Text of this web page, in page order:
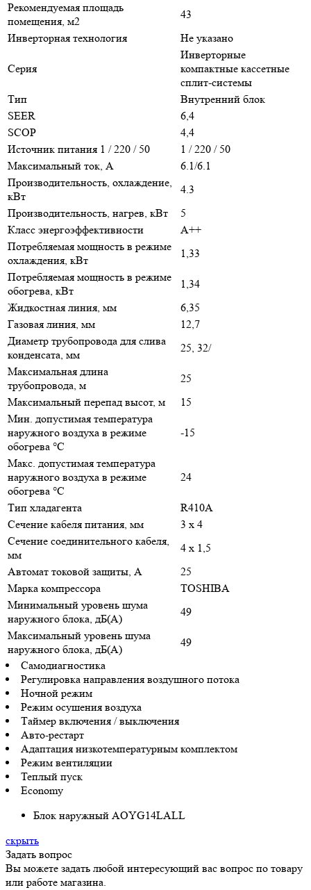
Рекомендуемая площадь
помещения, м2
43
Инверторная технология
Не указано
Серия
Инверторные
компактные кассетные
сплит-системы
Тип
Внутренний блок
SEER
6,4
SCOP
4,4
Источник питания 1 / 220 / 50
1 / 220 / 50
Максимальный ток, А
6.1/6.1
Производительность, охлаждение,
кВт
4.3
Производительность, нагрев, кВт
5
Класс энергоэффективности
A++
Потребляемая мощность в режиме
охлаждения, кВт
1,33
Потребляемая мощность в режиме
обогрева, кВт
1,34
Жидкостная линия, мм
6,35
Газовая линия, мм
12,7
Диаметр трубопровода для слива
конденсата, мм
25, 32/
Максимальная длина
трубопровода, м
25
Максимальный перепад высот, м
15
Мин. допустимая температура
наружного воздуха в режиме
обогрева °С
-15
Макс. допустимая температура
наружного воздуха в режиме
обогрева °С
24
Тип хладагента
R410A
Сечение кабеля питания, мм
3 х 4
Сечение соединительного кабеля,
мм
4 х 1,5
Автомат токовой защиты, A
25
Марка компрессора
TOSHIBA
Минимальный уровень шума
наружного блока, дБ(А)
49
Максимальный уровень шума
наружного блока, дБ(А)
49
Самодиагностика
Регулировка направления воздушного потока
Ночной режим
Режим осушения воздуха
Таймер включения / выключения
Авто-рестарт
Адаптация низкотемпературным комплектом
Режим вентиляции
Теплый пуск
Economy
Блок наружный AOYG14LALL
скрыть
Задать вопрос
Вы можете задать любой интересующий вас вопрос по товару
или работе магазина.